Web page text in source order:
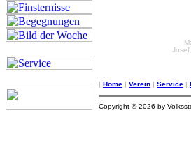
Josef
| Home | Verein | Service |
Copyright © 2026 by